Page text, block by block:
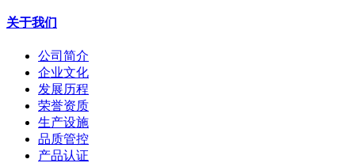
关于我们
公司简介
企业文化
发展历程
荣誉资质
生产设施
品质管控
产品认证